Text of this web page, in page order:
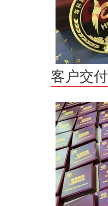
客户交付